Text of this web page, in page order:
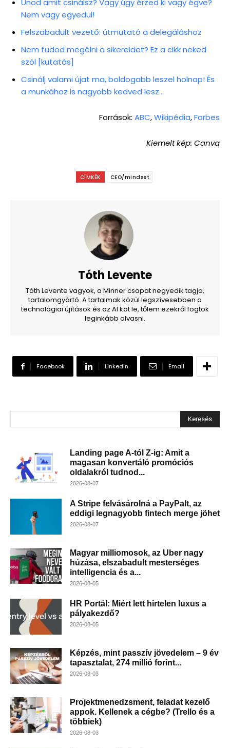
Unod amit csinálsz? Vagy úgy érzed ki vagy égve?
Nem vagy egyedül!
Felszabadult vezető: útmutató a delegáláshoz
Nem tudod megélni a sikereidet? Ez a cikk neked
szól [kutatás]
Csinálj valami újat ma, boldogabb leszel holnap! És
a munkához is nagyobb kedved lesz…
Források: ABC,Wikipédia,Forbes
Kiemelt kép: Canva
CÍMKÉK CEO/mindset
Tóth Levente
Tóth Levente vagyok, a Minner csapat negyedik tagja,
tartalomgyártó. A tartalmak közül legszívesebben a
technológiai újítások és az AI köt le, tőlem ezekről fogtok
leginkább olvasni.
Facebook Linkedin Email
Keresés
Landing page A-tól Z-ig: Amit a
magasan konvertáló promóciós
oldalakról tudnod...
2026-08-07
A Stripe felvásárolná a PayPalt, az
eddigi legnagyobb fintech merge jöhet
2026-08-07
Magyar milliomosok, az Uber nagy
húzása, elszabadult mesterséges
intelligencia és a...
2026-08-05
HR Portál: Miért lett hirtelen luxus a
pályakezdő?
2026-08-05
Képzés, mint passzív jövedelem – 9 év
tapasztalat, 274 millió forint...
2026-08-03
Projektmenedzsment, feladat kezelő
appok. Kellenek a cégbe? (Trello és a
többiek)
2026-08-03